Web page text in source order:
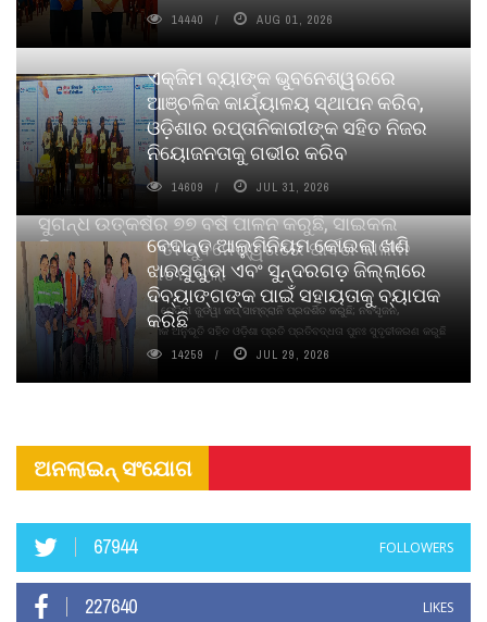
ସୁଗନ୍ଧ ଉତ୍କର୍ଷର ୭୭ ବର୍ଷ ପାଳନ କରୁଛି, ସାଇକଲ
ପିୟୋର୍‌ ଅଗରବତୀ ଭୁବନେଶ୍ୱରରେ ପାର୍ବଣ କାଳୀନ
ନବସୃଜନ ଉନ୍ମୋଚନ କଲା
ବାଉଁଶ ବିହୀନ କଠିନ ଧୂପ ଏବଂ ମେଦିନୀ ଜୁଡୱା କପ୍‌ ସାମ୍ବ୍ରାନି ପ୍ରଦର୍ଶିତ କରୁଛି; ନବସୃଜନ,
ଦୀର୍ଘସ୍ଥାୟିତା ଏବଂ ଆଧ୍ୟାତ୍ମିକ ଅନୁଭୂତି ସହିତ ଓଡ଼ିଶା ପ୍ରତି ପ୍ରତିବଦ୍ଧତା ପୁନଃ ସୁଦୃଢୀକରଣ କରୁଛି
14440 AUG 01, 2026
ଏକ୍ଜିମ ବ୍ୟାଙ୍କ ଭୁବନେଶ୍ୱରରେ
ଆଞ୍ଚଳିକ କାର୍ଯ୍ୟାଳୟ ସ୍ଥାପନ କରିବ,
ଓଡ଼ିଶାର ରପ୍ତାନିକାରୀଙ୍କ ସହିତ ନିଜର
ନିୟୋଜନତାକୁ ଗଭୀର କରିବ
14609 JUL 31, 2026
ବେଦାନ୍ତ ଆଲୁମିନିୟମ କୋଇଲା ଖଣି
ଝାରସୁଗୁଡା ଏବଂ ସୁନ୍ଦରଗଡ଼ ଜିଲ୍ଲାରେ
ଦିବ୍ୟାଙ୍ଗଙ୍କ ପାଇଁ ସହାୟତାକୁ ବ୍ୟାପକ
କରିଛି
14259 JUL 29, 2026
ଅନଲାଇନ୍ ସଂଯୋଗ
67944 FOLLOWERS
227640 LIKES